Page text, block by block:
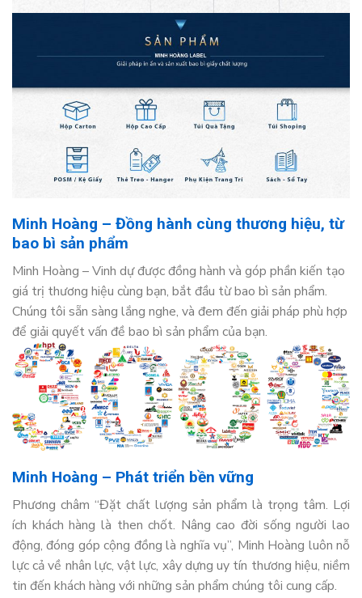
Minh Hoàng – Đồng hành cùng thương hiệu, từ
bao bì sản phẩm
Minh Hoàng – Vinh dự được đồng hành và góp phần kiến tạo
giá trị thương hiệu cùng bạn, bắt đầu từ bao bì sản phẩm.
Chúng tôi sẵn sàng lắng nghe, và đem đến giải pháp phù hợp
để giải quyết vấn đề bao bì sản phẩm của bạn.
Minh Hoàng – Phát triển bền vững
Phương châm “Đặt chất lượng sản phẩm là trọng tâm. Lợi
ích khách hàng là then chốt. Nâng cao đời sống người lao
động, đóng góp cộng đồng là nghĩa vụ”, Minh Hoàng luôn nỗ
lực cả về nhân lực, vật lực, xây dựng uy tín thương hiệu, niềm
tin đến khách hàng với những sản phẩm chúng tôi cung cấp.